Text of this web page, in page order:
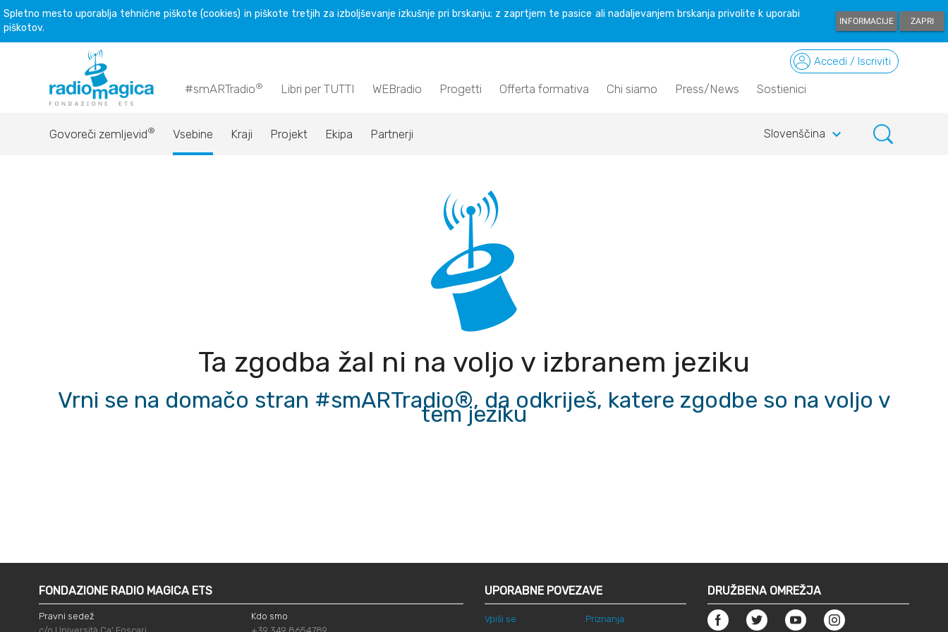
Spletno mesto uporablja tehnične piškote (cookies) in piškote tretjih za izboljševanje izkušnje pri brskanju; z zaprtjem te pasice ali nadaljevanjem brskanja privolite k uporabi
piškotov.
INFORMACIJE ZAPRI
#smARTradio® Libri per TUTTI WEBradio Progetti Offerta formativa Chi siamo Press/News Sostienici
Accedi / Iscriviti
Govoreči zemljevid® Vsebine Kraji Projekt Ekipa Partnerji Slovenščina keyboard_arrow_down
Ta zgodba žal ni na voljo v izbranem jeziku
Vrni se na domačo stran #smARTradio®, da odkriješ, katere zgodbe so na voljo v
tem jeziku
FONDAZIONE RADIO MAGICA ETS
Pravni sedež
Kdo smo
UPORABNE POVEZAVE
Vpiši se Priznanja
DRUŽBENA OMREŽJA